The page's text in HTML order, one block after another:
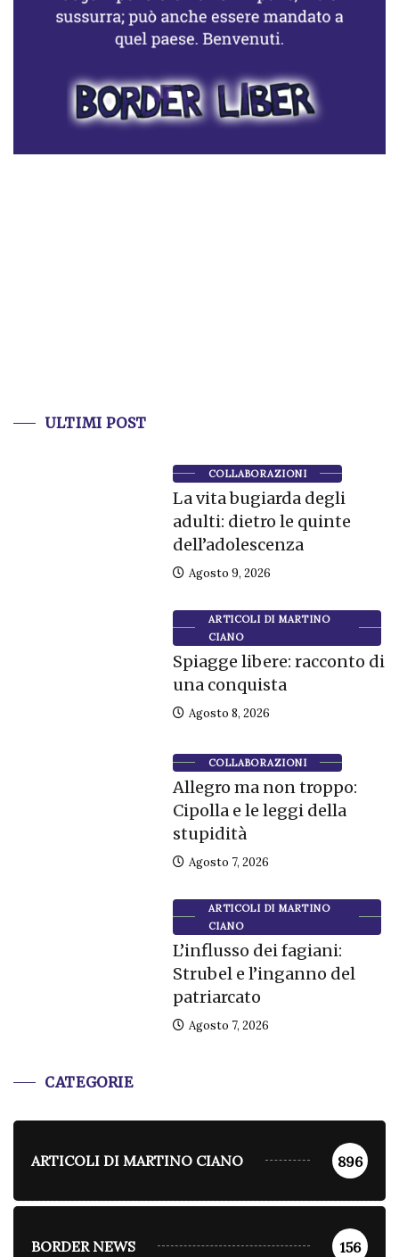
ULTIMI POST
COLLABORAZIONI
La vita bugiarda degli
adulti: dietro le quinte
dell’adolescenza
Agosto 9, 2026
ARTICOLI DI MARTINO
CIANO
Spiagge libere: racconto di
una conquista
Agosto 8, 2026
COLLABORAZIONI
Allegro ma non troppo:
Cipolla e le leggi della
stupidità
Agosto 7, 2026
ARTICOLI DI MARTINO
CIANO
L’influsso dei fagiani:
Strubel e l’inganno del
patriarcato
Agosto 7, 2026
CATEGORIE
ARTICOLI DI MARTINO CIANO 896
BORDER NEWS 156